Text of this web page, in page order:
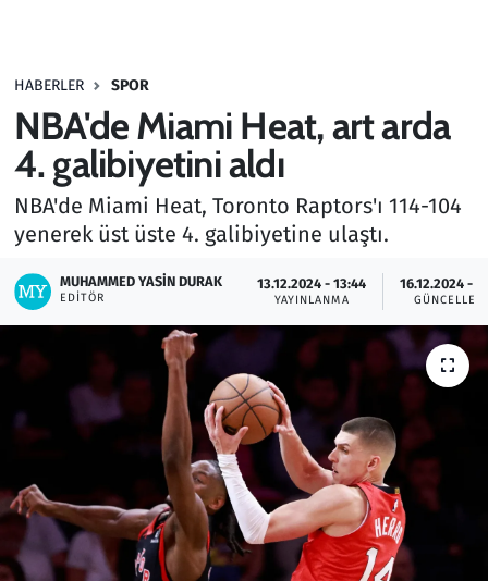
HABERLER SPOR
NBA'de Miami Heat, art arda
4. galibiyetini aldı
NBA'de Miami Heat, Toronto Raptors'ı 114-104
yenerek üst üste 4. galibiyetine ulaştı.
MUHAMMED YASIN DURAK
EDITÖR
13.12.2024 - 13:44
YAYINLANMA
16.12.2024 -
Haber
Kültür Sanat
Kurumsal Haberler
Oyun
Resmi İlanlar